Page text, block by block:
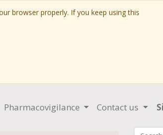
browser properly. If you keep using this
Pharmacovigilance Contact us